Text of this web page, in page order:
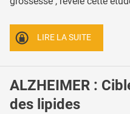
LIRE LA SUITE
ALZHEIMER :
des lipides